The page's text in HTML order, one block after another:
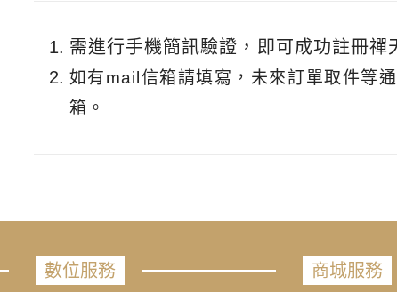
需進行手機簡訊驗證，即可成功註冊禪
如有mail信箱請填寫，未來訂單取件等
箱。
數位服務 商城服務